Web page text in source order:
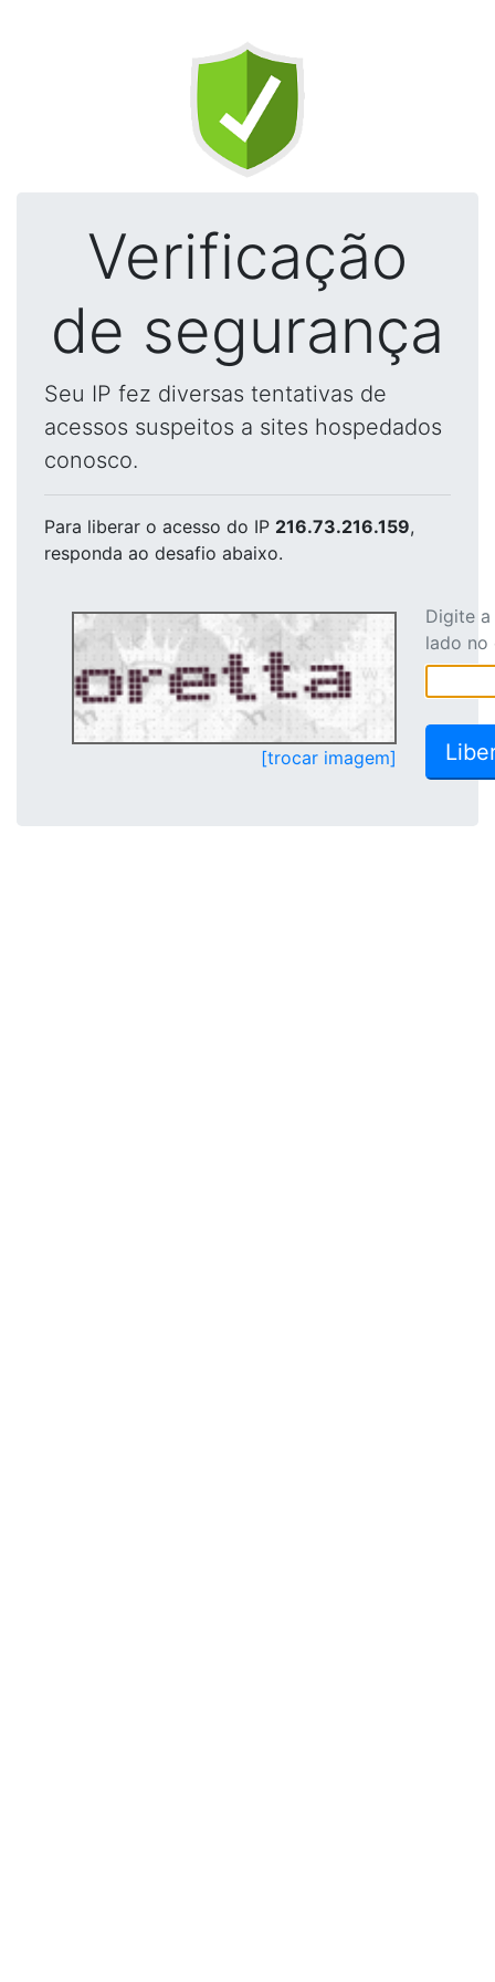
Verificação
de segurança
Seu IP fez diversas tentativas de
acessos suspeitos a sites hospedados
conosco.
Para liberar o acesso do IP 216.73.216.159,
responda ao desafio abaixo.
[trocar imagem]
Digite
lado no